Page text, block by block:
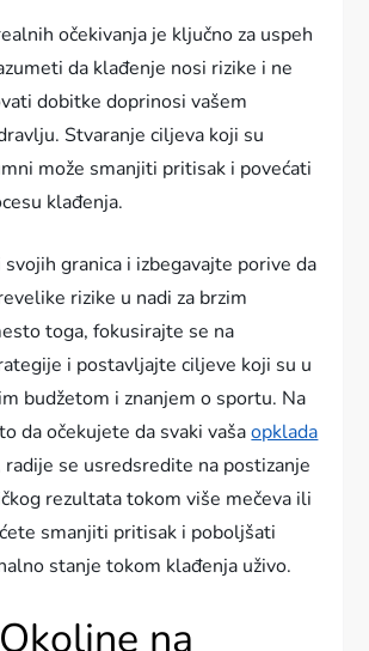
očekivanja je ključno za uspeh
da klađenje nosi rizike i ne
dobitke doprinosi vašem
Stvaranje ciljeva koji su
može smanjiti pritisak i povećati
klađenja.
granica i izbegavajte porive da
rizike u nadi za brzim
toga, fokusirajte se na
i postavljajte ciljeve koji su u
budžetom i znanjem o sportu. Na
da očekujete da svaki vašaopklada
radije se usredsredite na postizanje
rezultata tokom više mečeva ili
smanjiti pritisak i poboljšati
stanje tokom klađenja uživo.
na